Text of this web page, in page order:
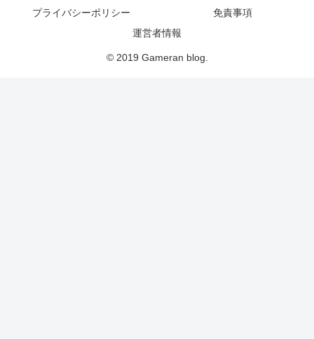
プライバシーポリシー
免責事項
運営者情報
© 2019 Gameran blog.